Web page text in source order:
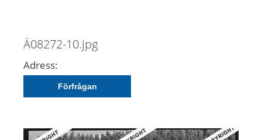
Ä08272-10.jpg
Adress:
Förfrågan